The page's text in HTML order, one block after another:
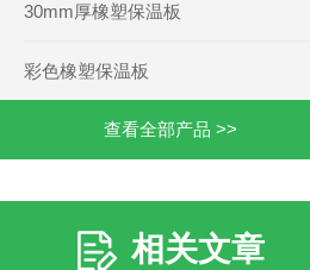
30mm厚橡塑保温板
彩色橡塑保温板
查看全部产品 >>
相关文章